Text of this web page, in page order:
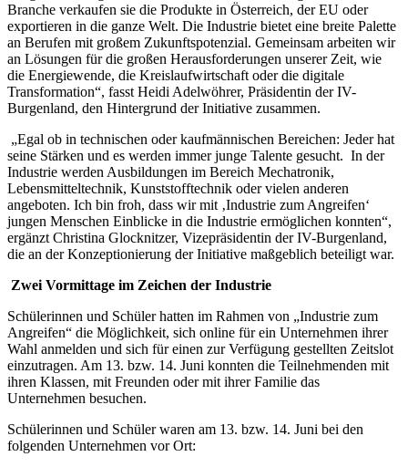
Branche verkaufen sie die Produkte in Österreich, der EU oder
exportieren in die ganze Welt. Die Industrie bietet eine breite Palette
an Berufen mit großem Zukunftspotenzial. Gemeinsam arbeiten wir
an Lösungen für die großen Herausforderungen unserer Zeit, wie
die Energiewende, die Kreislaufwirtschaft oder die digitale
Transformation“, fasst Heidi Adelwöhrer, Präsidentin der IV-
Burgenland, den Hintergrund der Initiative zusammen.
„Egal ob in technischen oder kaufmännischen Bereichen: Jeder hat
seine Stärken und es werden immer junge Talente gesucht. In der
Industrie werden Ausbildungen im Bereich Mechatronik,
Lebensmitteltechnik, Kunststofftechnik oder vielen anderen
angeboten. Ich bin froh, dass wir mit ‚Industrie zum Angreifen‘
jungen Menschen Einblicke in die Industrie ermöglichen konnten“,
ergänzt Christina Glocknitzer, Vizepräsidentin der IV-Burgenland,
die an der Konzeptionierung der Initiative maßgeblich beteiligt war.
Zwei Vormittage im Zeichen der Industrie
Schülerinnen und Schüler hatten im Rahmen von „Industrie zum
Angreifen“ die Möglichkeit, sich online für ein Unternehmen ihrer
Wahl anmelden und sich für einen zur Verfügung gestellten Zeitslot
einzutragen. Am 13. bzw. 14. Juni konnten die Teilnehmenden mit
ihren Klassen, mit Freunden oder mit ihrer Familie das
Unternehmen besuchen.
Schülerinnen und Schüler waren am 13. bzw. 14. Juni bei den
folgenden Unternehmen vor Ort: